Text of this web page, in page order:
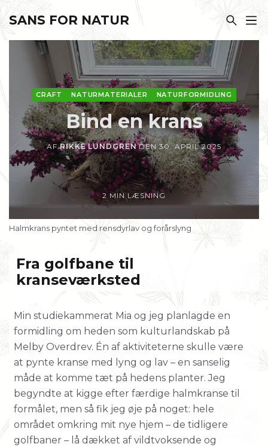
SANS FOR NATUR
CRAFT NATURMATERIALER NATURFORMIDLING
Bind en krans
AFRIKKE LUNDGRENDEN30. APRIL 2025
2 MIN LÆSNING
Halmkrans pyntet med rensdyrlav og forårslyng
Fra golfbane til
kranseværksted
Min studiekammerat Mia og jeg planlagde en
formidling om heden som kulturlandskab på
Melby Overdrev. Én af aktiviteterne skulle være
at pynte kranse med lyng og lav – en sanselig
måde at komme tæt på hedens planter. Jeg
begyndte at kigge efter færdige halmkranse til
formålet, men så fik jeg øje på noget: hele
området omkring mit nye hjem – de tidligere
golfbaner – lå dækket af vildtvoksende og